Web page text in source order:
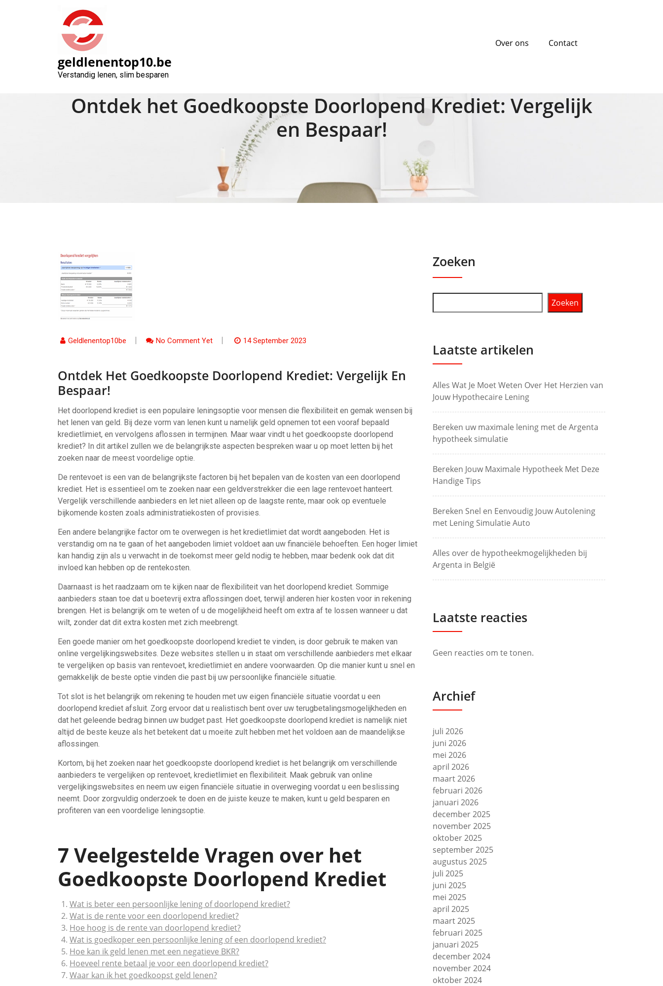
geldlenentop10.be
Verstandig lenen, slim besparen
Over ons Contact
Ontdek het Goedkoopste Doorlopend Krediet: Vergelijk
en Bespaar!
Geldlenentop10be No Comment Yet 14 September 2023
Ontdek Het Goedkoopste Doorlopend Krediet: Vergelijk En
Bespaar!
Het doorlopend krediet is een populaire leningsoptie voor mensen die flexibiliteit en gemak wensen bij
het lenen van geld. Bij deze vorm van lenen kunt u namelijk geld opnemen tot een vooraf bepaald
kredietlimiet, en vervolgens aflossen in termijnen. Maar waar vindt u het goedkoopste doorlopend
krediet? In dit artikel zullen we de belangrijkste aspecten bespreken waar u op moet letten bij het
zoeken naar de meest voordelige optie.
De rentevoet is een van de belangrijkste factoren bij het bepalen van de kosten van een doorlopend
krediet. Het is essentieel om te zoeken naar een geldverstrekker die een lage rentevoet hanteert.
Vergelijk verschillende aanbieders en let niet alleen op de laagste rente, maar ook op eventuele
bijkomende kosten zoals administratiekosten of provisies.
Een andere belangrijke factor om te overwegen is het kredietlimiet dat wordt aangeboden. Het is
verstandig om na te gaan of het aangeboden limiet voldoet aan uw financiële behoeften. Een hoger limiet
kan handig zijn als u verwacht in de toekomst meer geld nodig te hebben, maar bedenk ook dat dit
invloed kan hebben op de rentekosten.
Daarnaast is het raadzaam om te kijken naar de flexibiliteit van het doorlopend krediet. Sommige
aanbieders staan toe dat u boetevrij extra aflossingen doet, terwijl anderen hier kosten voor in rekening
brengen. Het is belangrijk om te weten of u de mogelijkheid heeft om extra af te lossen wanneer u dat
wilt, zonder dat dit extra kosten met zich meebrengt.
Een goede manier om het goedkoopste doorlopend krediet te vinden, is door gebruik te maken van
online vergelijkingswebsites. Deze websites stellen u in staat om verschillende aanbieders met elkaar
te vergelijken op basis van rentevoet, kredietlimiet en andere voorwaarden. Op die manier kunt u snel en
gemakkelijk de beste optie vinden die past bij uw persoonlijke financiële situatie.
Tot slot is het belangrijk om rekening te houden met uw eigen financiële situatie voordat u een
doorlopend krediet afsluit. Zorg ervoor dat u realistisch bent over uw terugbetalingsmogelijkheden en
dat het geleende bedrag binnen uw budget past. Het goedkoopste doorlopend krediet is namelijk niet
altijd de beste keuze als het betekent dat u moeite zult hebben met het voldoen aan de maandelijkse
aflossingen.
Kortom, bij het zoeken naar het goedkoopste doorlopend krediet is het belangrijk om verschillende
aanbieders te vergelijken op rentevoet, kredietlimiet en flexibiliteit. Maak gebruik van online
vergelijkingswebsites en neem uw eigen financiële situatie in overweging voordat u een beslissing
neemt. Door zorgvuldig onderzoek te doen en de juiste keuze te maken, kunt u geld besparen en
profiteren van een voordelige leningsoptie.
7 Veelgestelde Vragen over het
Goedkoopste Doorlopend Krediet
Wat is beter een persoonlijke lening of doorlopend krediet?
Wat is de rente voor een doorlopend krediet?
Hoe hoog is de rente van doorlopend krediet?
Wat is goedkoper een persoonlijke lening of een doorlopend krediet?
Hoe kan ik geld lenen met een negatieve BKR?
Hoeveel rente betaal je voor een doorlopend krediet?
Waar kan ik het goedkoopst geld lenen?
Zoeken
Zoeken
Laatste artikelen
Alles Wat Je Moet Weten Over Het Herzien van
Jouw Hypothecaire Lening
Bereken uw maximale lening met de Argenta
hypotheek simulatie
Bereken Jouw Maximale Hypotheek Met Deze
Handige Tips
Bereken Snel en Eenvoudig Jouw Autolening
met Lening Simulatie Auto
Alles over de hypotheekmogelijkheden bij
Argenta in België
Laatste reacties
Geen reacties om te tonen.
Archief
juli 2026
juni 2026
mei 2026
april 2026
maart 2026
februari 2026
januari 2026
december 2025
november 2025
oktober 2025
september 2025
augustus 2025
juli 2025
juni 2025
mei 2025
april 2025
maart 2025
februari 2025
januari 2025
december 2024
november 2024
oktober 2024